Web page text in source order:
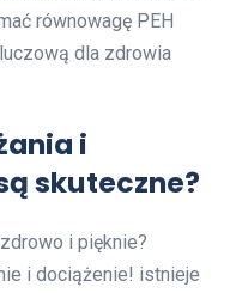
równowagę PEH
dla zdrowia
i
skuteczne?
i pięknie?
i dociążenie! istnieje